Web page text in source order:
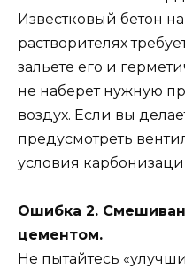
Известковый бетон
растворителях
зальете его и
не наберет нужную
воздух. Если вы
предусмотреть
условия
Ошибка 2.
цементом.
Не пытайтесь